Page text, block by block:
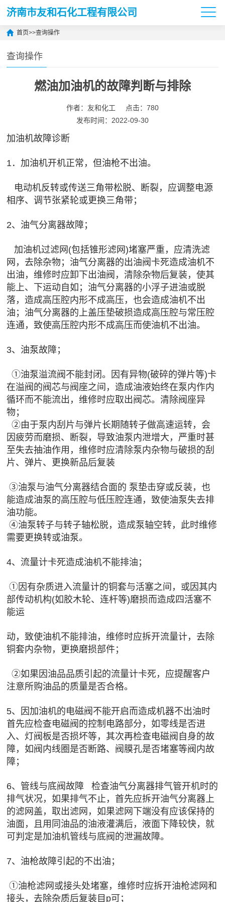
济南市友和石化工程有限公司
首页>>查询操作
查询操作
燃油加油机的故障判断与排除
作者：友和化工
点击：780
发布时间：2022-09-30
加油机故障诊断
1．加油机开机正常，但油枪不出油。
电动机反转或传送三角带松脱、断裂，应调整电源
相序、调节张紧轮或更换三角带；
2、油气分离器故障；
加油机过滤网(包括锥形滤网)堵塞严重，应清洗滤
网，去除杂物；油气分离器的出油阀卡死造成油机不
出油，维修时应卸下出油阀，清除杂物后复装，使其
能上、下运动自如；油气分离器的小浮子进油或脱
落，造成高压腔内形不成高压，也会造成油机不出
油；油气分离器的上盖压垫破损造成高压腔与常压腔
连通，致使高压腔内形不成高压而使油机不出油。
3、油泵故障；
①油泵溢流阀不能封闭。因有异物(破碎的弹片等)卡
在溢阀的阀芯与阀座之间，造成油液始终在泵内作内
循环而不能流出，维修时应取出阀芯。清除阀座异
物；
②由于泵内刮片与弹片长期随转子做高速运转，会
因疲劳而磨损、断裂，导致油泵内泄增大，严重时甚
至失去抽油作用，维修时应清除泵内杂物与破损的刮
片、弹片、更换新品后复装
③油泵与油气分离器结合面的 泵垫击穿或反装，也
能造成油泵的高压腔与低压腔连通，致使油泵失去排
油功能。
④油泵转子与转子轴松脱，造成泵轴空转，此时维修
需要更换转或油泵。
4、流量计卡死造成油机不能排油；
①因有杂质进入流量计的铜套与活塞之间，或因其内
部传动机构(如胶木轮、连杆等)磨损而造成四活塞不
能运
动，致使油机不能排油，维修时应拆开流量计，去除
铜套内杂物，更换磨损部件；
②如果因油品品质引起的流量计卡死，应提醒客户
注意所购油品的质量是否合格。
5、因加油机的电磁阀不能开启而造成机器不出油时
首先应检查电磁阀的控制电路部分，如零线是否进
入、灯阀板是否损坏等，其次再检查电磁阀自身的故
障，如阀内线圈是否断路、阀膜孔是否堵塞等阀内故
障；
6、管线与底阀故障 检查油气分离器排气管开机时的
排气状况，如果排气不止，首先应拆开油气分离器上
的滤网盖，取出滤网，如果滤网下端没有应该保持的
油面，且用同油品的油液灌满后，液面下降较快，就
可判定是加油机管线与底阀的泄漏故障。
7、油枪故障引起的不出油；
①油枪滤网或接头处堵塞，维修时应拆开油枪滤网和
接头，去除杂质后复装目p可；